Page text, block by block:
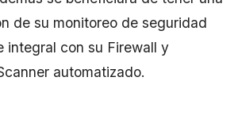
de su monitoreo de seguridad
integral con su Firewall y
automatizado.